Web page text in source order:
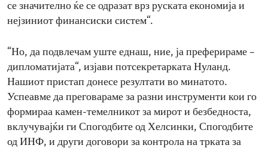
се значително ќе се одразат врз руската економија и
нејзиниот финансиски систем“.
“Но, да подвлечам уште еднаш, ние, ја преферираме –
дипломатијата“, изјави потсекретарката Нуланд.
Нашиот пристап донесе резултати во минатото.
Успеавме да преговараме за разни инструменти кои го
формираа камен-темелникот за мирот и безбедноста,
вклучувајќи ги Спогодбите од Хелсинки, Спогодбите
од ИНФ, и други договори за контрола на трката за